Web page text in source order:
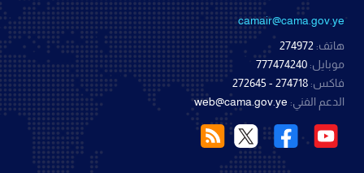
camair@cama.gov.ye
هاتف: 274972
موبايل: 777474240
فاكس: 274718 - 272645
الدعم الفني: web@cama.gov.ye